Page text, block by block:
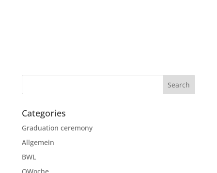
Categories
Graduation ceremony
Allgemein
BWL